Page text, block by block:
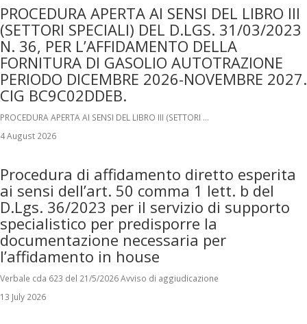
PROCEDURA APERTA AI SENSI DEL LIBRO III
(SETTORI SPECIALI) DEL D.LGS. 31/03/2023
N. 36, PER L’AFFIDAMENTO DELLA
FORNITURA DI GASOLIO AUTOTRAZIONE
PERIODO DICEMBRE 2026-NOVEMBRE 2027.
CIG BC9C02DDEB.
PROCEDURA APERTA AI SENSI DEL LIBRO III (SETTORI …
4 August 2026
Procedura di affidamento diretto esperita
ai sensi dell’art. 50 comma 1 lett. b del
D.Lgs. 36/2023 per il servizio di supporto
specialistico per predisporre la
documentazione necessaria per
l’affidamento in house
Verbale cda 623 del 21/5/2026 Avviso di aggiudicazione
13 July 2026